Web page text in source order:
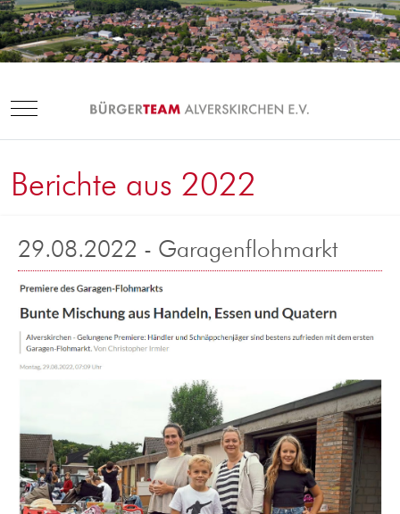
Mobile Menu Toggle
Berichte aus 2022
29.08.2022 - Garagenflohmarkt